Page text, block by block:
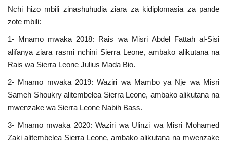
Nchi hizo mbili zinashuhudia ziara za kidiplomasia za pande
zote mbili:
1- Mnamo mwaka 2018: Rais wa Misri Abdel Fattah al-Sisi
alifanya ziara rasmi nchini Sierra Leone, ambako alikutana na
Rais wa Sierra Leone Julius Mada Bio.
2- Mnamo mwaka 2019: Waziri wa Mambo ya Nje wa Misri
Sameh Shoukry alitembelea Sierra Leone, ambako alikutana na
mwenzake wa Sierra Leone Nabih Bass.
3- Mnamo mwaka 2020: Waziri wa Ulinzi wa Misri Mohamed
Zaki alitembelea Sierra Leone, ambako alikutana na mwenzake